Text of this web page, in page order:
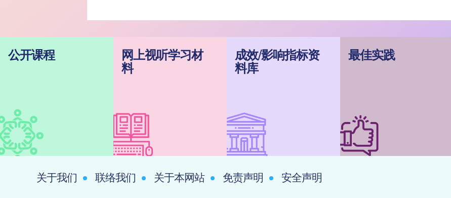
公开课程
网上视听学习材
料
成效/影响指标资
料库
最佳实践
关于我们 联络我们 关于本网站 免责声明 安全声明